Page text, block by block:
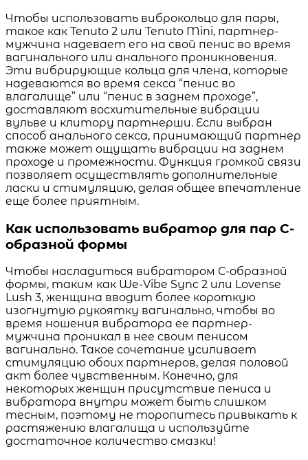
Чтобы использовать виброкольцо для пары,
такое как Tenuto 2 или Tenuto Mini, партнер-
мужчина надевает его на свой пенис во время
вагинального или анального проникновения.
Эти вибрирующие кольца для члена, которые
надеваются во время секса “пенис во
влагалище” или “пенис в заднем проходе”,
доставляют восхитительные вибрации
вульве и клитору партнерши. Если выбран
способ анального секса, принимающий партнер
также может ощущать вибрации на заднем
проходе и промежности. Функция громкой связи
позволяет осуществлять дополнительные
ласки и стимуляцию, делая общее впечатление
еще более приятным.
Как использовать вибратор для пар С-
образной формы
Чтобы насладиться вибратором С-образной
формы, таким как We-Vibe Sync 2 или Lovense
Lush 3, женщина вводит более короткую
изогнутую рукоятку вагинально, чтобы во
время ношения вибратора ее партнер-
мужчина проникал в нее своим пенисом
вагинально. Такое сочетание усиливает
стимуляцию обоих партнеров, делая половой
акт более чувственным. Конечно, для
некоторых женщин присутствие пениса и
вибратора внутри может быть слишком
тесным, поэтому не торопитесь привыкать к
растяжению влагалища и используйте
достаточное количество смазки!